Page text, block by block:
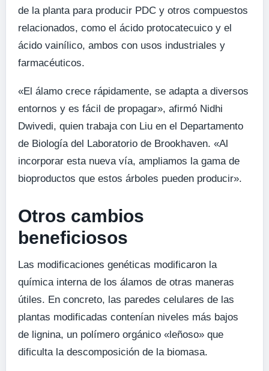
de la planta para producir PDC y otros compuestos
relacionados, como el ácido protocatecuico y el
ácido vainílico, ambos con usos industriales y
farmacéuticos.
«El álamo crece rápidamente, se adapta a diversos
entornos y es fácil de propagar», afirmó Nidhi
Dwivedi, quien trabaja con Liu en el Departamento
de Biología del Laboratorio de Brookhaven. «Al
incorporar esta nueva vía, ampliamos la gama de
bioproductos que estos árboles pueden producir».
Otros cambios
beneficiosos
Las modificaciones genéticas modificaron la
química interna de los álamos de otras maneras
útiles. En concreto, las paredes celulares de las
plantas modificadas contenían niveles más bajos
de lignina, un polímero orgánico «leñoso» que
dificulta la descomposición de la biomasa.